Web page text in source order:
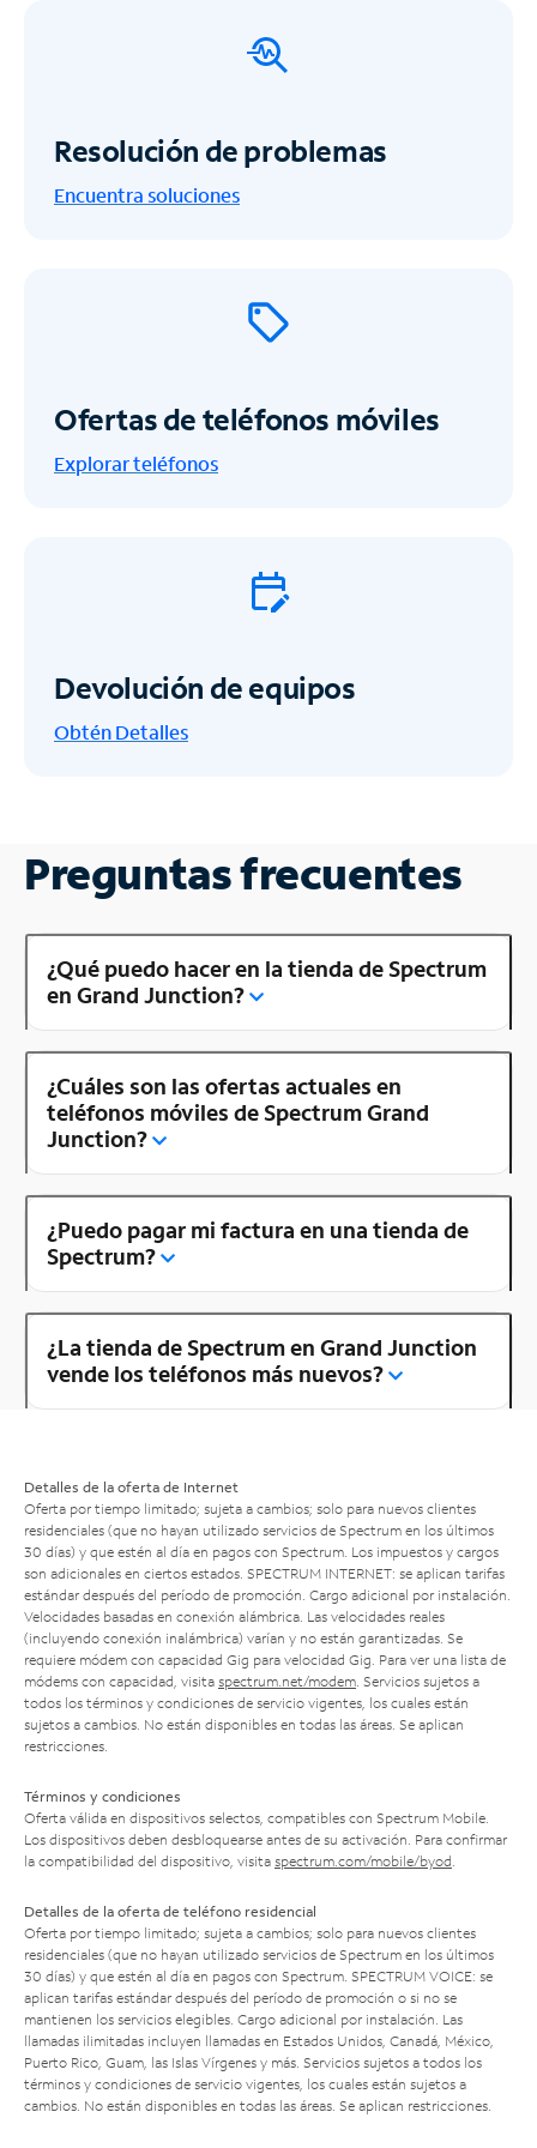
Resolución de problemas
Encuentra soluciones
Ofertas de teléfonos móviles
Explorar teléfonos
Devolución de equipos
ObténDetalles
Preguntas frecuentes
¿Qué puedo hacer en la tienda de Spectrum
en Grand Junction?
¿Cuáles son las ofertas actuales en
teléfonos móviles de Spectrum Grand
Junction?
¿Puedo pagar mi factura en una tienda de
Spectrum?
¿La tienda de Spectrum en Grand Junction
vende los teléfonos más nuevos?
Detalles de la oferta de Internet
Oferta por tiempo limitado; sujeta a cambios; solo para nuevos clientes
residenciales (que no hayan utilizado servicios de Spectrum en los últimos
30 días) y que estén al día en pagos con Spectrum. Los impuestos y cargos
son adicionales en ciertos estados. SPECTRUM INTERNET: se aplican tarifas
estándar después del período de promoción. Cargo adicional por instalación.
Velocidades basadas en conexión alámbrica. Las velocidades reales
(incluyendo conexión inalámbrica) varían y no están garantizadas. Se
requiere módem con capacidad Gig para velocidad Gig. Para ver una lista de
módems con capacidad, visita spectrum.net/modem . Servicios sujetos a
todos los términos y condiciones de servicio vigentes, los cuales están
sujetos a cambios. No están disponibles en todas las áreas. Se aplican
restricciones.
Términos y condiciones
Oferta válida en dispositivos selectos, compatibles con Spectrum Mobile.
Los dispositivos deben desbloquearse antes de su activación. Para confirmar
la compatibilidad del dispositivo, visita spectrum.com/mobile/byod
Detalles de la oferta de teléfono residencial
Oferta por tiempo limitado; sujeta a cambios; solo para nuevos clientes
residenciales (que no hayan utilizado servicios de Spectrum en los últimos
30 días) y que estén al día en pagos con Spectrum. SPECTRUM VOICE: se
aplican tarifas estándar después del período de promoción o si no se
mantienen los servicios elegibles. Cargo adicional por instalación. Las
llamadas ilimitadas incluyen llamadas en Estados Unidos, Canadá, México,
Puerto Rico, Guam, las Islas Vírgenes y más. Servicios sujetos a todos los
términos y condiciones de servicio vigentes, los cuales están sujetos a
cambios. No están disponibles en todas las áreas. Se aplican restricciones.